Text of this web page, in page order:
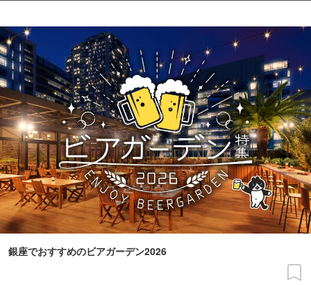
銀座でおすすめのビアガーデン2026